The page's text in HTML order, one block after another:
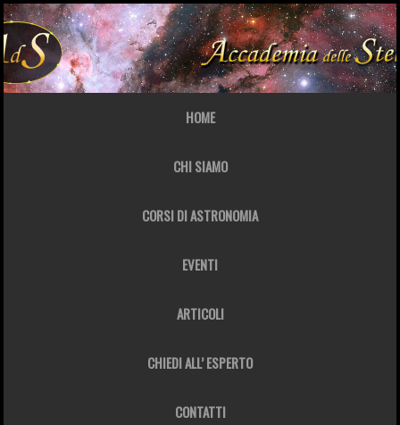
HOME
CHI SIAMO
CORSI DI ASTRONOMIA
EVENTI
ARTICOLI
CHIEDI ALL’ ESPERTO
CONTATTI